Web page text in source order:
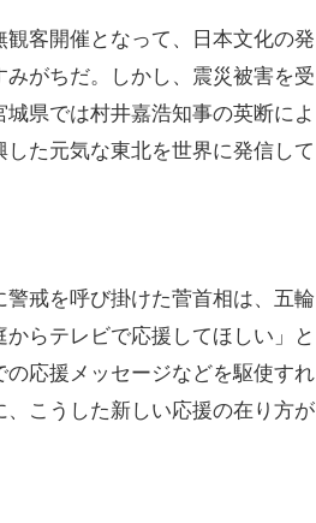
客開催となって、日本文化の発
がちだ。しかし、震災被害を受
県では村井嘉浩知事の英断によ
た元気な東北を世界に発信して
戒を呼び掛けた菅首相は、五輪
らテレビで応援してほしい」と
応援メッセージなどを駆使すれ
こうした新しい応援の在り方が